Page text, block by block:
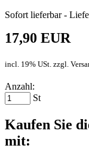
Sofort lieferbar -
17,90 EUR
incl. 19% USt. zzgl.
Anzahl:
St
Kaufen Sie
mit: